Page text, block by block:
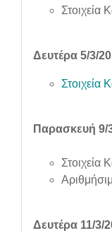
Στοιχεία
Δευτέρα 5/3/
Στοιχεία
Παρασκευή 9/
Στοιχεία
Δευτέρα 11/3/